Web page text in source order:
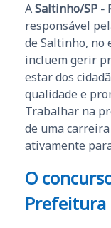
ASaltinho/SP
responsável
de Saltinho, no
incluem gerir
estar dos
qualidade e
Trabalhar na
de uma
ativamente
O